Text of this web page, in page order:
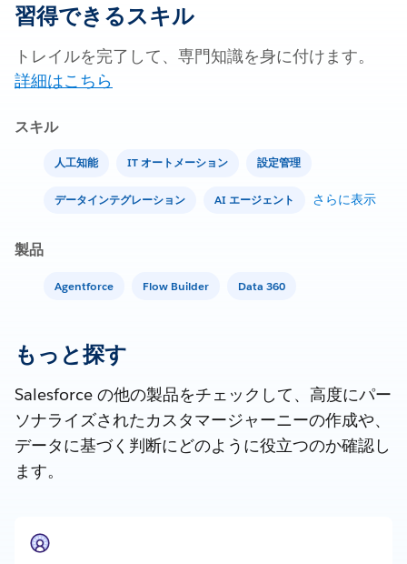
習得できるスキル
トレイルを完了して、専門知識を身に付けます。
詳細はこちら
スキル
人工知能 IT オートメーション 設定管理
データインテグレーション AI エージェント さらに表示
製品
Agentforce Flow Builder Data 360
もっと探す
Salesforce の他の製品をチェックして、高度にパー
ソナライズされたカスタマージャーニーの作成や、
データに基づく判断にどのように役立つのか確認し
ます。